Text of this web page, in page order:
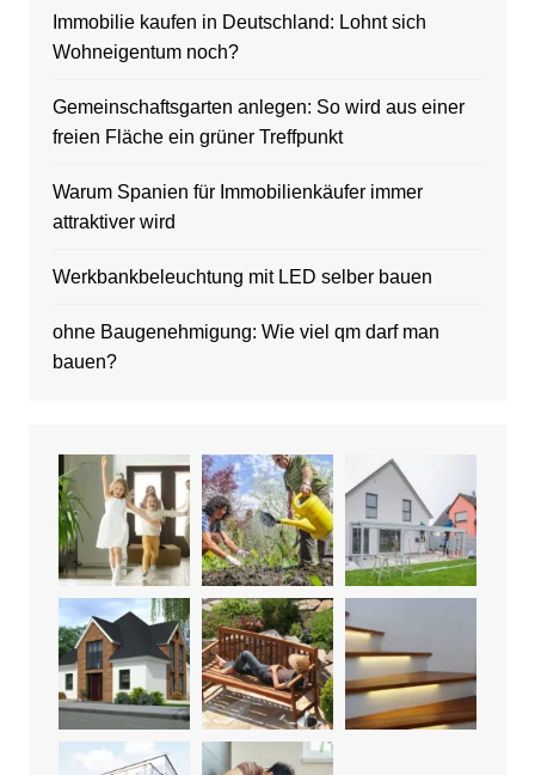
Immobilie kaufen in Deutschland: Lohnt sich
Wohneigentum noch?
Gemeinschaftsgarten anlegen: So wird aus einer
freien Fläche ein grüner Treffpunkt
Warum Spanien für Immobilienkäufer immer
attraktiver wird
Werkbankbeleuchtung mit LED selber bauen
ohne Baugenehmigung: Wie viel qm darf man
bauen?